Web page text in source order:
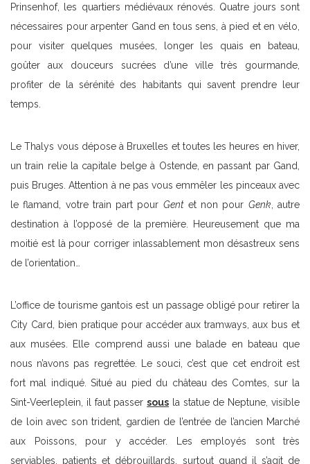
Prinsenhof, les quartiers médiévaux rénovés. Quatre jours sont
nécessaires pour arpenter Gand en tous sens, à pied et en vélo,
pour visiter quelques musées, longer les quais en bateau,
goûter aux douceurs sucrées d’une ville très gourmande,
profiter de la sérénité des habitants qui savent prendre leur
temps.
Le Thalys vous dépose à Bruxelles et toutes les heures en hiver,
un train relie la capitale belge à Ostende, en passant par Gand,
puis Bruges. Attention à ne pas vous emmêler les pinceaux avec
le flamand, votre train part pour Gentet non pour Genk, autre
destination à l’opposé de la première. Heureusement que ma
moitié est là pour corriger inlassablement mon désastreux sens
de l’orientation…
L’office de tourisme gantois est un passage obligé pour retirer la
City Card, bien pratique pour accéder aux tramways, aux bus et
aux musées. Elle comprend aussi une balade en bateau que
nous n’avons pas regrettée. Le souci, c’est que cet endroit est
fort mal indiqué. Situé au pied du château des Comtes, sur la
Sint-Veerleplein, il faut passersous la statue de Neptune, visible
de loin avec son trident, gardien de l’entrée de l’ancien Marché
aux Poissons, pour y accéder. Les employés sont très
serviables, patients et débrouillards, surtout quand il s’agit de